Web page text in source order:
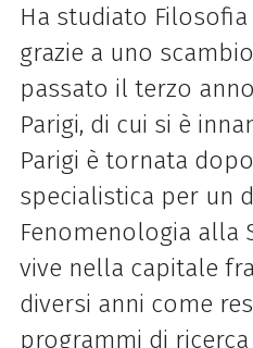
Ha studiato
grazie a uno
passato il terzo
Parigi, di cui si è
Parigi è tornata
specialistica per un
Fenomenologia alla
vive nella capitale
diversi anni come
programmi di